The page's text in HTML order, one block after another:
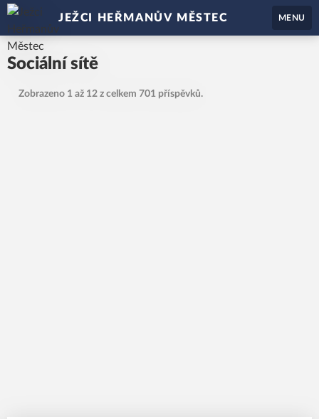
JEŽCI HEŘMANŮV MĚSTEC MENU
Sociální sítě
Zobrazeno 1 až 12 z celkem 701 příspěvků.